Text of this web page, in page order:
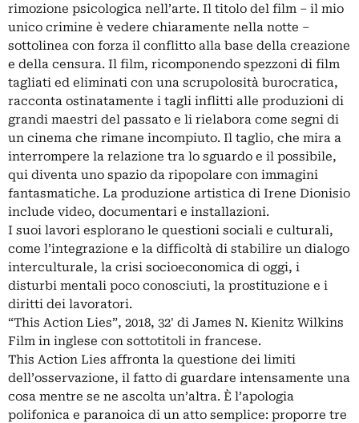
rimozione psicologica nell’arte. Il titolo del film – il mio
unico crimine è vedere chiaramente nella notte –
sottolinea con forza il conflitto alla base della creazione
e della censura. Il film, ricomponendo spezzoni di film
tagliati ed eliminati con una scrupolosità burocratica,
racconta ostinatamente i tagli inflitti alle produzioni di
grandi maestri del passato e li rielabora come segni di
un cinema che rimane incompiuto. Il taglio, che mira a
interrompere la relazione tra lo sguardo e il possibile,
qui diventa uno spazio da ripopolare con immagini
fantasmatiche. La produzione artistica di Irene Dionisio
include video, documentari e installazioni.
I suoi lavori esplorano le questioni sociali e culturali,
come l’integrazione e la difficoltà di stabilire un dialogo
interculturale, la crisi socioeconomica di oggi, i
disturbi mentali poco conosciuti, la prostituzione e i
diritti dei lavoratori.
“This Action Lies”, 2018, 32' di James N. Kienitz Wilkins
Film in inglese con sottotitoli in francese.
This Action Lies affronta la questione dei limiti
dell’osservazione, il fatto di guardare intensamente una
cosa mentre se ne ascolta un’altra. È l’apologia
polifonica e paranoica di un atto semplice: proporre tre